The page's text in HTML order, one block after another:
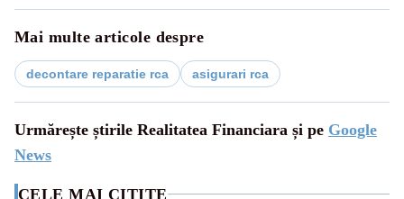
Mai multe articole despre
decontare reparatie rca asigurari rca
Urmărește știrile Realitatea Financiara și pe Google
News
CELE MAI CITITE